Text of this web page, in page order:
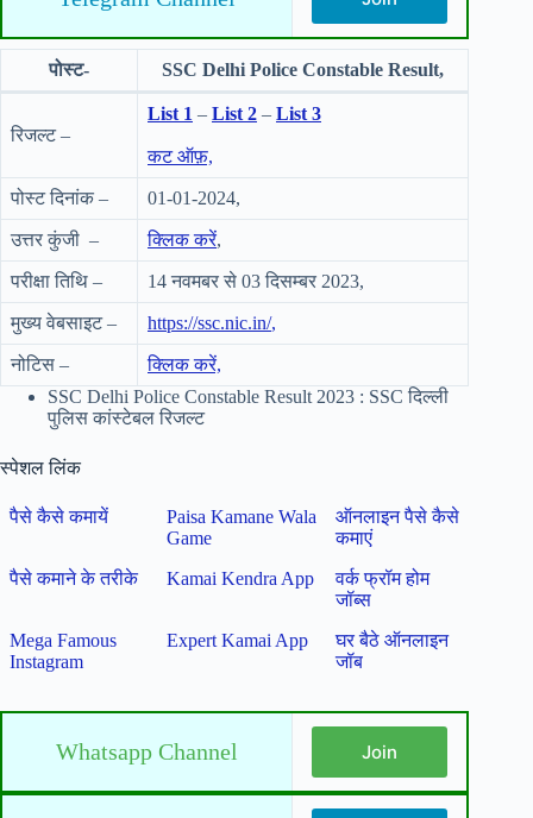
पोस्ट- SSC Delhi Police Constable Result,
रिजल्ट –
List 1 – List 2 – List 3
कट ऑफ़,
पोस्ट दिनांक – 01-01-2024,
उत्तर कुंजी – क्लिक करें,
परीक्षा तिथि – 14 नवमबर से 03 दिसम्बर 2023,
मुख्य वेबसाइट – https://ssc.nic.in/,
नोटिस –
क्लिक करें,
SSC Delhi Police Constable Result 2023 : SSC दिल्ली
पुलिस कांस्टेबल रिजल्ट
स्पेशल लिंक
पैसे कैसे कमायें
Paisa Kamane Wala
Game
ऑनलाइन पैसे कैसे
कमाएं
पैसे कमाने के तरीके
Kamai Kendra App
वर्क फ्रॉम होम
जॉब्स
Mega Famous
Instagram
Expert Kamai App
घर बैठे ऑनलाइन
जॉब
Whatsapp Channel Join